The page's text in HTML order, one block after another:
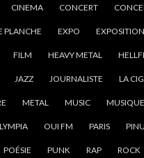
CINEMA CONCERT
PLANCHE EXPO EXPOSITION
FILM HEAVY METAL
JAZZ JOURNALISTE LA
METAL MUSIC MUSIQUE
OUI FM PARIS
POÉSIE PUNK RAP ROCK